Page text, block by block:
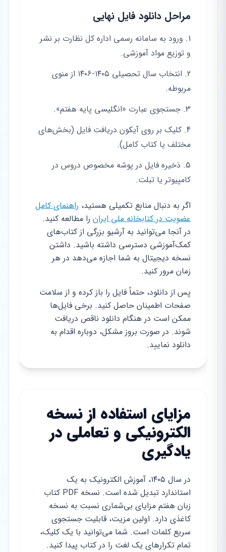
مراحل دانلود فایل نهایی
ورود به سامانه رسمی اداره کل نظارت بر نشر
و توزیع مواد آموزشی.
انتخاب سال تحصیلی ۱۴۰۵-۱۴۰۶ از منوی
مربوطه.
جستجوی عبارت «انگلیسی پایه هفتم».
کلیک بر روی آیکون دریافت فایل (بخش‌های
مختلف یا کتاب کامل).
ذخیره فایل در پوشه مخصوص دروس در
کامپیوتر یا تبلت.
اگر به دنبال منابع تکمیلی هستید، راهنمای کامل
عضویت در کتابخانه ملی ایران را مطالعه کنید.
در آنجا می‌توانید به آرشیو بزرگی از کتاب‌های
کمک‌آموزشی دسترسی داشته باشید. داشتن
نسخه دیجیتال به شما اجازه می‌دهد در هر
زمان مرور کنید.
پس از دانلود، حتماً فایل را باز کرده و از سلامت
صفحات اطمینان حاصل کنید. برخی فایل‌ها
ممکن است در هنگام دانلود ناقص دریافت
شوند. در صورت بروز مشکل، دوباره اقدام به
دانلود نمایید.
مزایای استفاده از نسخه
الکترونیکی و تعاملی در
یادگیری
در سال ۱۴۰۵، آموزش الکترونیک به یک
استاندارد تبدیل شده است. نسخه PDF کتاب
زبان هفتم مزایای بی‌شماری نسبت به نسخه
کاغذی دارد. اولین مزیت، قابلیت جستجوی
سریع کلمات است. شما می‌توانید با یک کلیک،
تمام تکرارهای یک لغت را در کتاب پیدا کنید.